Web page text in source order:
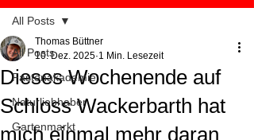
All Posts
Fastenakademie
Naturliebhaber
Gartenmarkt
All Posts
Dieses Wochenende auf
Schloss Wackerbarth hat
mich einmal mehr daran
Thomas Büttner
10. Dez. 2025 1 Min. Lesezeit